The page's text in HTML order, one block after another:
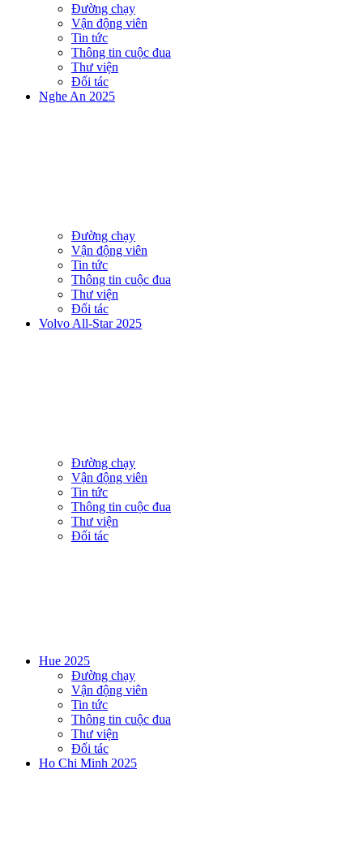
Đường chạy
Vận động viên
Tin tức
Thông tin cuộc đua
Thư viện
Đối tác
Nghe An 2025
Đường chạy
Vận động viên
Tin tức
Thông tin cuộc đua
Thư viện
Đối tác
Volvo All-Star 2025
Đường chạy
Vận động viên
Tin tức
Thông tin cuộc đua
Thư viện
Đối tác
Hue 2025
Đường chạy
Vận động viên
Tin tức
Thông tin cuộc đua
Thư viện
Đối tác
Ho Chi Minh 2025